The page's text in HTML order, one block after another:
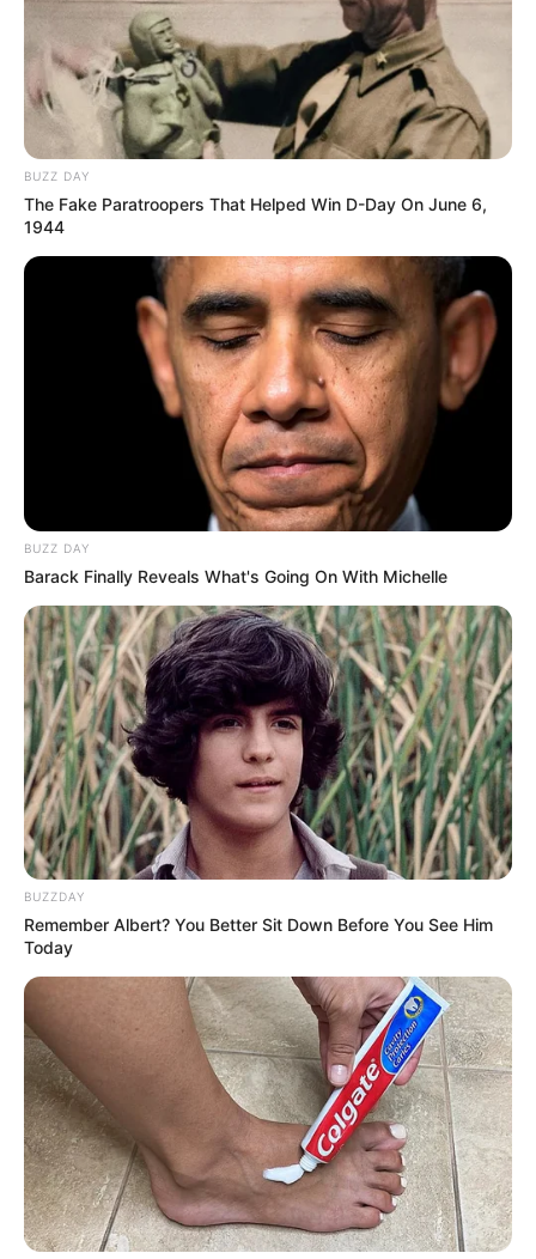
BUZZ DAY
The Fake Paratroopers That Helped Win D-Day On June 6,
1944
BUZZ DAY
Barack Finally Reveals What's Going On With Michelle
BUZZDAY
Remember Albert? You Better Sit Down Before You See Him
Today